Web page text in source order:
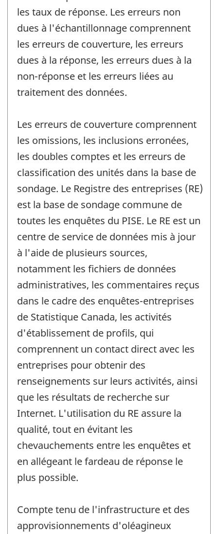
les taux de réponse. Les erreurs non
dues à l'échantillonnage comprennent
les erreurs de couverture, les erreurs
dues à la réponse, les erreurs dues à la
non-réponse et les erreurs liées au
traitement des données.
Les erreurs de couverture comprennent
les omissions, les inclusions erronées,
les doubles comptes et les erreurs de
classification des unités dans la base de
sondage. Le Registre des entreprises (RE)
est la base de sondage commune de
toutes les enquêtes du PISE. Le RE est un
centre de service de données mis à jour
à l'aide de plusieurs sources,
notamment les fichiers de données
administratives, les commentaires reçus
dans le cadre des enquêtes-entreprises
de Statistique Canada, les activités
d'établissement de profils, qui
comprennent un contact direct avec les
entreprises pour obtenir des
renseignements sur leurs activités, ainsi
que les résultats de recherche sur
Internet. L'utilisation du RE assure la
qualité, tout en évitant les
chevauchements entre les enquêtes et
en allégeant le fardeau de réponse le
plus possible.
Compte tenu de l'infrastructure et des
approvisionnements d'oléagineux